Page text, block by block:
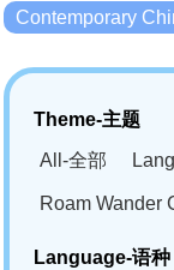
Contemporary
Theme-主题
All-全部
Roam Wander
Language-语种